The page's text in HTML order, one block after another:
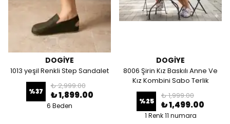
DOGİYE
1013 yeşil Renkli Step Sandalet
%37
₺ 2,999.00
₺ 1,899.00
6 Beden
DOGİYE
8006 Şirin Kız Baskılı Anne Ve
Kız Kombini Sabo Terlik
%25
₺ 1,999.00
₺ 1,499.00
1 Renk 11 numara